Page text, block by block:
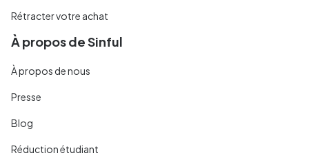
Rétracter votre achat
À propos de Sinful
À propos de nous
Presse
Blog
Réduction étudiant